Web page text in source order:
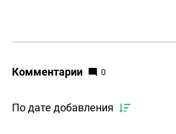
Комментарии 0
По дате добавления